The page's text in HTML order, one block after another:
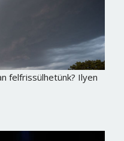
felfrissülhetünk? Ilyen